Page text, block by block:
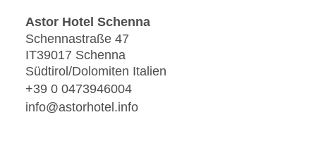
Astor Hotel Schenna
Schennastraße 47
IT39017 Schenna
Südtirol/Dolomiten Italien
+39 0 0473946004
info@astorhotel.info